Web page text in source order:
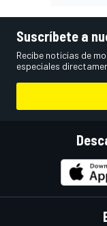
Suscríbete a
Recibe noticias de
especiales